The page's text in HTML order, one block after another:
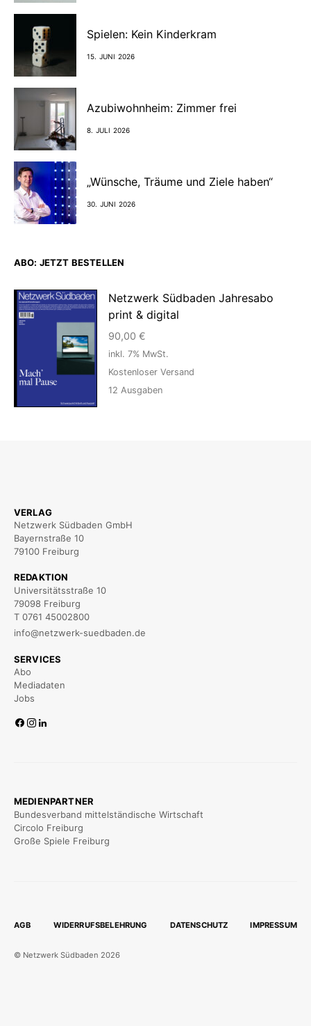
Spielen: Kein Kinderkram
15. JUNI 2026
Azubiwohnheim: Zimmer frei
8. JULI 2026
„Wünsche, Träume und Ziele haben“
30. JUNI 2026
ABO: JETZT BESTELLEN
Netzwerk Südbaden Jahresabo
print & digital
90,00 €
inkl. 7% MwSt.
Kostenloser Versand
12 Ausgaben
VERLAG
Netzwerk Südbaden GmbH
Bayernstraße 10
79100 Freiburg
REDAKTION
Universitätsstraße 10
79098 Freiburg
T 0761 45002800
info@netzwerk-suedbaden.de
SERVICES
Abo
Mediadaten
Jobs
MEDIENPARTNER
Bundesverband mittelständische Wirtschaft
Circolo Freiburg
Große Spiele Freiburg
AGB WIDERRUFSBELEHRUNG DATENSCHUTZ IMPRESSUM
© Netzwerk Südbaden 2026